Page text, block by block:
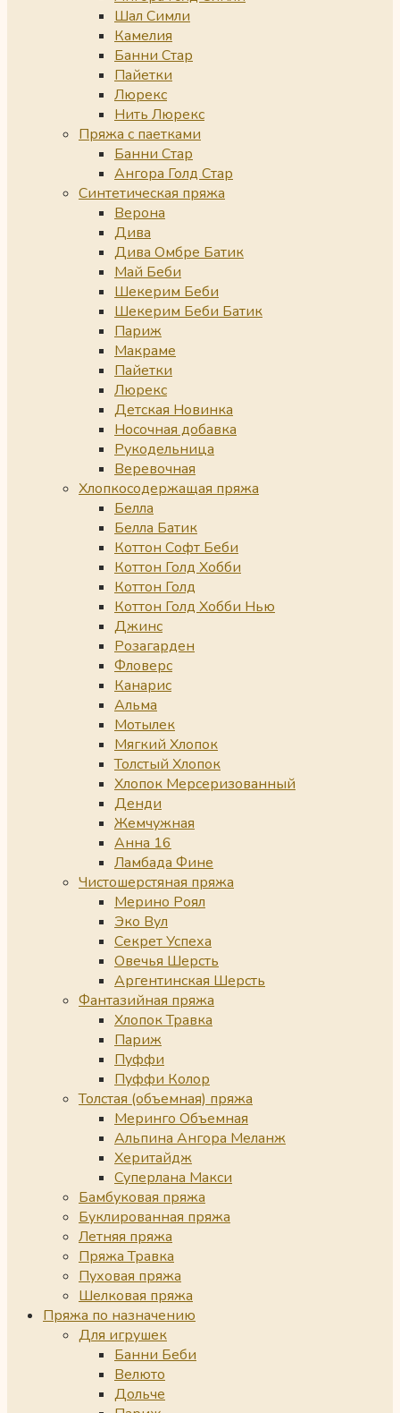
Шал Симли
Камелия
Банни Стар
Пайетки
Люрекс
Нить Люрекс
Пряжа с паетками
Банни Стар
Ангора Голд Стар
Синтетическая пряжа
Верона
Дива
Дива Омбре Батик
Май Беби
Шекерим Беби
Шекерим Беби Батик
Париж
Макраме
Пайетки
Люрекс
Детская Новинка
Носочная добавка
Рукодельница
Веревочная
Хлопкосодержащая пряжа
Белла
Белла Батик
Коттон Софт Беби
Коттон Голд Хобби
Коттон Голд
Коттон Голд Хобби Нью
Джинс
Розагарден
Фловерс
Канарис
Альма
Мотылек
Мягкий Хлопок
Толстый Хлопок
Хлопок Мерсеризованный
Денди
Жемчужная
Анна 16
Ламбада Фине
Чистошерстяная пряжа
Мерино Роял
Эко Вул
Секрет Успеха
Овечья Шерсть
Аргентинская Шерсть
Фантазийная пряжа
Хлопок Травка
Париж
Пуффи
Пуффи Колор
Толстая (объемная) пряжа
Меринго Объемная
Альпина Ангора Меланж
Херитайдж
Суперлана Макси
Бамбуковая пряжа
Буклированная пряжа
Летняя пряжа
Пряжа Травка
Пуховая пряжа
Шелковая пряжа
Пряжа по назначению
Для игрушек
Банни Беби
Велюто
Дольче